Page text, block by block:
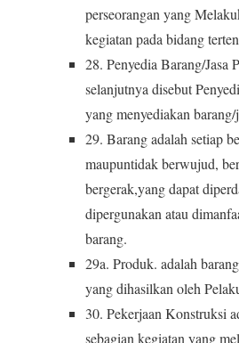
perseorangan yang
kegiatan pada bidang
28. Penyedia Barang/Jasa
selanjutnya disebut
yang menyediakan
29. Barang adalah setiap
maupuntidak berwujud,
bergerak,yang dapat
dipergunakan atau
barang.
29a. Produk. adalah
yang dihasilkan oleh
30. Pekerjaan Konstruksi
sebagian kegiatan yang